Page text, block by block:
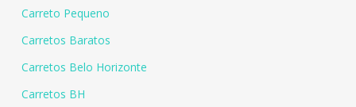
Carreto Pequeno
Carretos Baratos
Carretos Belo Horizonte
Carretos BH